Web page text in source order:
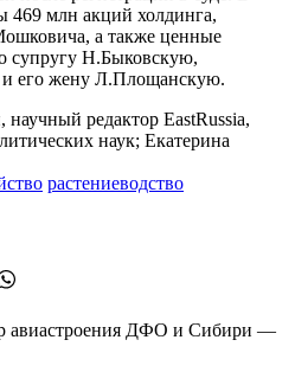
469 млн акций холдинга,
а также ценные
супругу Н.Быковскую,
и его жену Л.Площанскую.
научный редактор EastRussia,
наук; Екатерина
растениеводство
авиастроения ДФО и Сибири —